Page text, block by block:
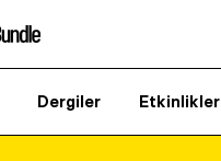
Dergiler Etkinlikler